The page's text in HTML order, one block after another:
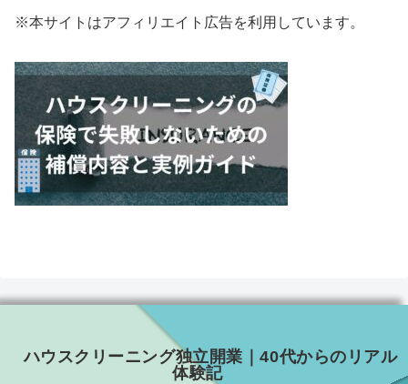
※本サイトはアフィリエイト広告を利用しています。
ハウスクリーニング独立開業｜40代からのリアル
体験記